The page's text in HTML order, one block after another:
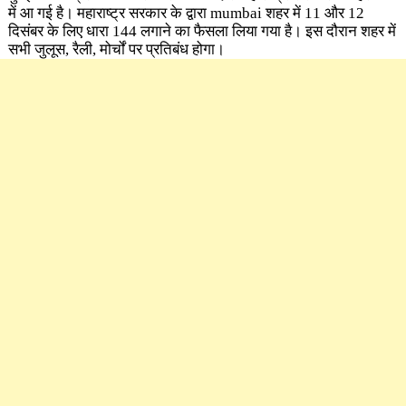
में आ गई है। महाराष्ट्र सरकार के द्वारा mumbai शहर में 11 और 12
दिसंबर के लिए धारा 144 लगाने का फैसला लिया गया है। इस दौरान शहर में
सभी जुलूस, रैली, मोर्चों पर प्रतिबंध होगा।